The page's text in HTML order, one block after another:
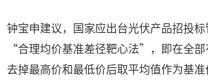
钟宝申建议，国家应出台光伏产品招投
“合理均价基准差径靶心法”，即在全部
去掉最高价和最低价后取平均值作为基准